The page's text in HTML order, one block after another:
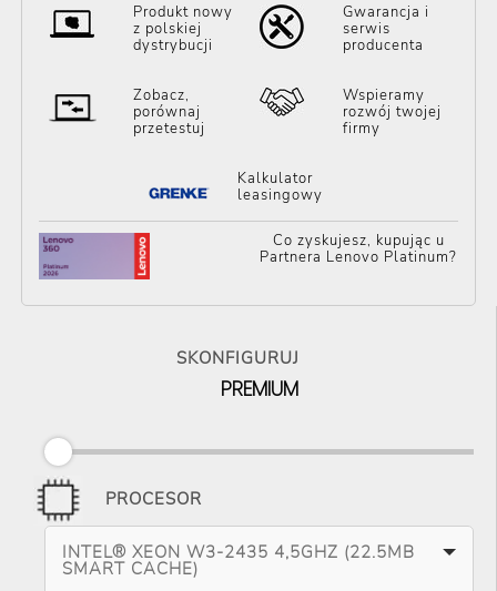
Produkt nowy
z polskiej
dystrybucji
Gwarancja i
serwis
producenta
Zobacz,
porównaj
przetestuj
Wspieramy
rozwój twojej
firmy
Kalkulator
leasingowy
Co zyskujesz, kupując u
Partnera Lenovo Platinum?
SKONFIGURUJ
PREMIUM
PROCESOR
INTEL® XEON W3-2435 4,5GHZ (22.5MB
SMART CACHE)